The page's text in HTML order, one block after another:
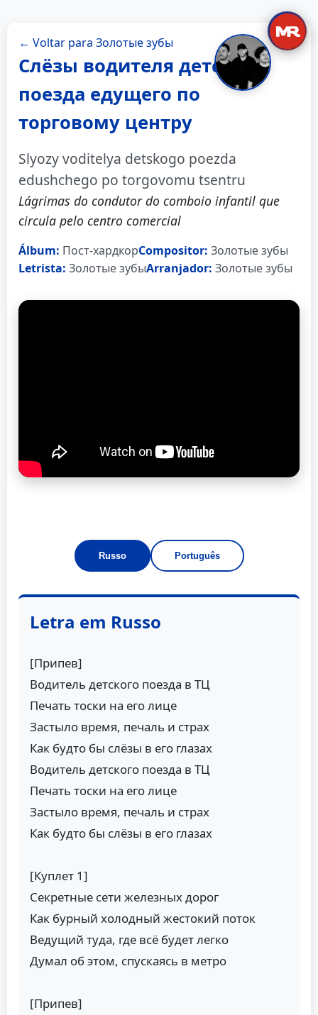
← Voltar para Золотые зубы
Слёзы водителя детского
поезда едущего по
торговому центру
Slyozy voditelya detskogo poezda
edushchego po torgovomu tsentru
Lágrimas do condutor do comboio infantil que
circula pelo centro comercial
Álbum: Пост-хардкорCompositor: Золотые зубы
Letrista: Золотые зубыArranjador: Золотые зубы
Russo Português
Letra em Russo
[Припев]
Водитель детского поезда в ТЦ
Печать тоски на его лице
Застыло время, печаль и страх
Как будто бы слёзы в его глазах
Водитель детского поезда в ТЦ
Печать тоски на его лице
Застыло время, печаль и страх
Как будто бы слёзы в его глазах
[Куплет 1]
Секретные сети железных дорог
Как бурный холодный жестокий поток
Ведущий туда, где всё будет легко
Думал об этом, спускаясь в метро
[Припев]